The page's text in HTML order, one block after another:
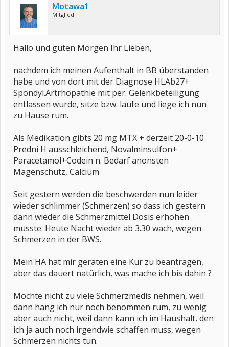
Motawa1
Mitglied
Hallo und guten Morgen Ihr Lieben,
nachdem ich meinen Aufenthalt in BB überstanden
habe und von dort mit der Diagnose HLAb27+
Spondyl.Artrhopathie mit per. Gelenkbeteiligung
entlassen wurde, sitze bzw. laufe und liege ich nun
zu Hause rum.
Als Medikation gibts 20 mg MTX + derzeit 20-0-10
Predni H ausschleichend, Novalminsulfon+
Paracetamol+Codein n. Bedarf anonsten
Magenschutz, Calcium
Seit gestern werden die beschwerden nun leider
wieder schlimmer (Schmerzen) so dass ich gestern
dann wieder die Schmerzmittel Dosis erhöhen
musste. Heute Nacht wieder ab 3.30 wach, wegen
Schmerzen in der BWS.
Mein HA hat mir geraten eine Kur zu beantragen,
aber das dauert natürlich, was mache ich bis dahin ?
Möchte nicht zu viele Schmerzmedis nehmen, weil
dann häng ich nur noch benommen rum, zu wenig
aber auch nicht, weil dann kann ich im Haushalt, den
ich ja auch noch irgendwie schaffen muss, wegen
Schmerzen nichts tun.